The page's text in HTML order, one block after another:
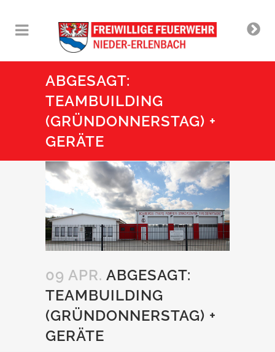
ABGESAGT:
TEAMBUILDING
(GRÜNDONNERSTAG) +
GERÄTE
09 APR. ABGESAGT:
TEAMBUILDING
(GRÜNDONNERSTAG) +
GERÄTE